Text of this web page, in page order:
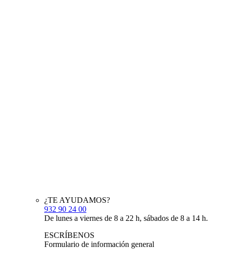
¿TE AYUDAMOS?
932 90 24 00
De lunes a viernes de 8 a 22 h, sábados de 8 a 14 h.
ESCRÍBENOS
Formulario de información general